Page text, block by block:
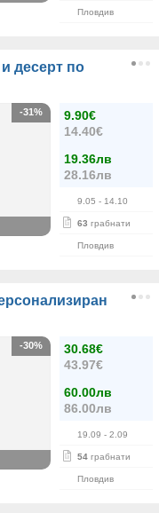
Пловдив
десерт по
9.90€
14.40€
19.36лв
28.16лв
9.05 - 14.10
63 грабнати
Пловдив
-31%
30.68€
43.97€
60.00лв
86.00лв
19.09 - 2.09
54 грабнати
Пловдив
-30%